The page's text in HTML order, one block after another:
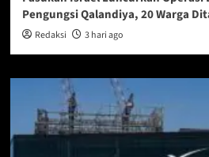
Pengungsi Qalandiya, 20 Warga
Redaksi 3 hari ago